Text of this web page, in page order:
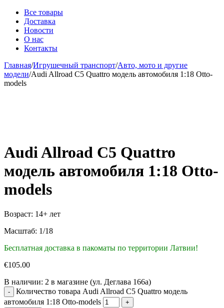
Все товары
Доставка
Новости
О нас
Контакты
Главная/Игрушечный транспорт/Авто, мото и другие
модели/Audi Allroad C5 Quattro модель автомобиля 1:18 Otto-
models
Audi Allroad C5 Quattro
модель автомобиля 1:18 Otto-
models
Возраст: 14+ лет
Масштаб: 1/18
Бесплатная доставка в пакоматы по территории Латвии!
€105.00
В наличии: 2 в магазине (ул. Деглава 166а)
Количество товара Audi Allroad C5 Quattro модель
автомобиля 1:18 Otto-models